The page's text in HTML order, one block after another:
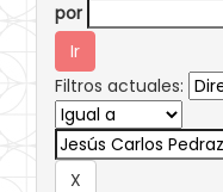
por
Filtros actuales: